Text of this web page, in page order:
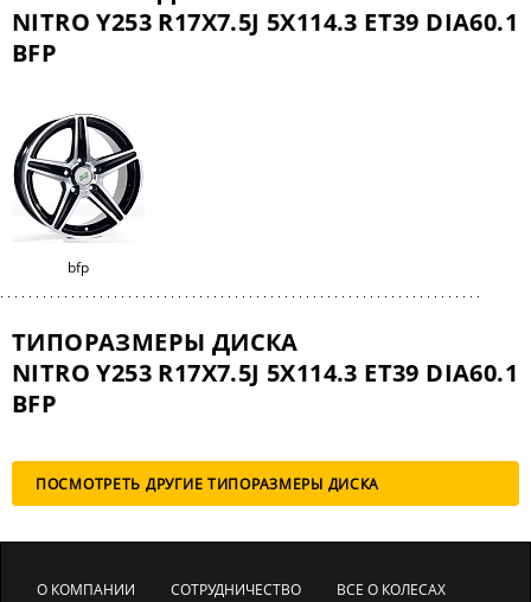
NITRO Y253 R17X7.5J 5X114.3 ET39 DIA60.1
BFP
bfp
ТИПОРАЗМЕРЫ ДИСКА
NITRO Y253 R17X7.5J 5X114.3 ET39 DIA60.1
BFP
ПОСМОТРЕТЬ ДРУГИЕ ТИПОРАЗМЕРЫ ДИСКА
О КОМПАНИИ СОТРУДНИЧЕСТВО ВСЕ О КОЛЕСАХ